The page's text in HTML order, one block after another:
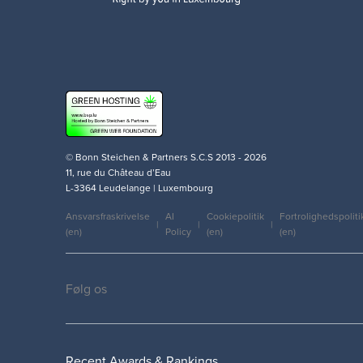
© Bonn Steichen & Partners S.C.S 2013 - 2026
11, rue du Château d’Eau
L-3364 Leudelange | Luxembourg
Legal
Ansvarsfraskrivelse
(en)
AI
Policy
Cookiepolitik
(en)
(en)
Social
medias
Følg os